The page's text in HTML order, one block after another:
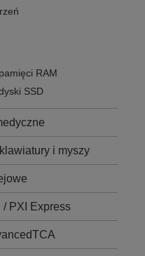
RAM
SSD
i myszy
/ PXI Express